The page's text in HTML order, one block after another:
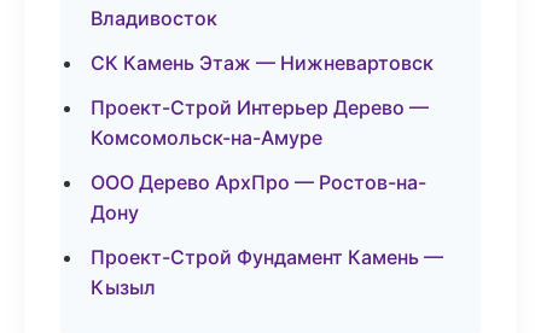
Владивосток
СК Камень Этаж — Нижневартовск
Проект-Строй Интерьер Дерево —
Комсомольск-на-Амуре
ООО Дерево АрхПро — Ростов-на-
Дону
Проект-Строй Фундамент Камень —
Кызыл